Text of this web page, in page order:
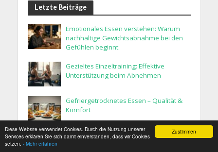
Zustimmen
Diese Website verwendet Cookies. Durch die Nutzung unserer
Services erklären Sie sich damit einverstanden, dass wir Cookies
setzen. - Mehr erfahren
Letzte Beiträge
Emotionales Essen verstehen: Warum
nachhaltige Gewichtsabnahme bei den
Gefühlen beginnt
Gezieltes Einzeltraining: Effektive
Unterstützung beim Abnehmen
Gefriergetrocknetes Essen – Qualität &
Komfort
Bitterstoffe beim Abnehmen?